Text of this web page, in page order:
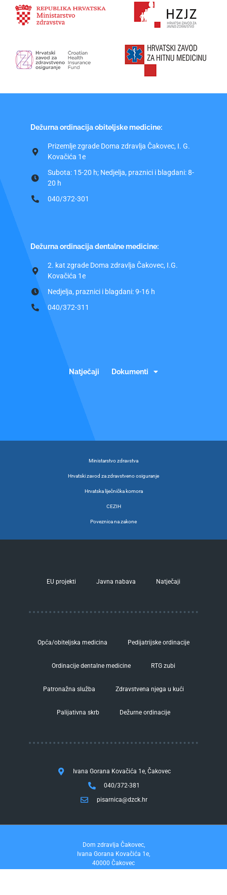
Dežurna ordinacija obiteljske medicine:
Prizemlje zgrade Doma zdravlja Čakovec, I. G.
Kovačića 1e
Subota: 15-20 h; Nedjelja, praznici i blagdani: 8-
20 h
040/372-301
Dežurna ordinacija dentalne medicine:
2. kat zgrade Doma zdravlja Čakovec, I.G.
Kovačića 1e
Nedjelja, praznici i blagdani: 9-16 h
040/372-311
Natječaji Dokumenti
Ministarstvo zdravstva
Hrvatski zavod za zdravstveno osiguranje
Hrvatska liječnička komora
CEZIH
Poveznica na zakone
EU projekti Javna nabava Natječaji
Opća/obiteljska medicina Pedijatrijske ordinacije
Ordinacije dentalne medicine RTG zubi
Patronažna služba Zdravstvena njega u kući
Palijativna skrb Dežurne ordinacije
Ivana Gorana Kovačića 1e, Čakovec
040/372-381
pisarnica@dzck.hr
Dom zdravlja Čakovec,
Ivana Gorana Kovačića 1e,
40000 Čakovec